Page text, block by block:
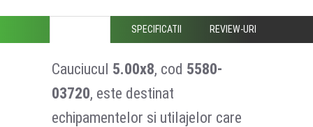
SPECIFICATII REVIEW-URI
Cauciucul 5.00x8, cod 5580-
03720, este destinat
echipamentelor si utilajelor care